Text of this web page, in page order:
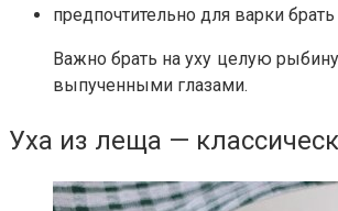
предпочтительно для варки
Важно брать на уху целую
выпученными глазами.
Уха из леща —